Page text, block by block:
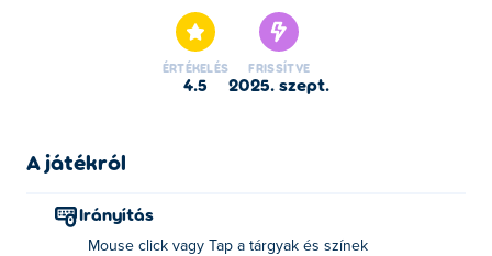
megtervezésére! A bútorok és szőnyegek kiválasztásától
kezdve a tapétákon és ablakokon át szabadon
alakíthatod az elrendezést a kívánságaid szerint.
megfelelő színeket! Ha élénkebbé szeretnéd tenni a
az ágyadban, az asztalodon, a padlón vagy bárhol, ahová
csak szeretnéd! Ha elégedett vagy a tervvel, egyszerűen
ÉRTÉKELÉS
4.5
FRISSÍTVE
2025. szept.
A játékról
Irányítás
Mouse click vagy Tap a tárgyak és színek